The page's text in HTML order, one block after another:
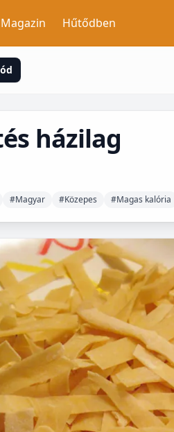
Magazin Hűtődben
házilag
#Magyar #Közepes #Magas kalória